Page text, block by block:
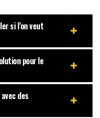
si l’on veut
pour le
des